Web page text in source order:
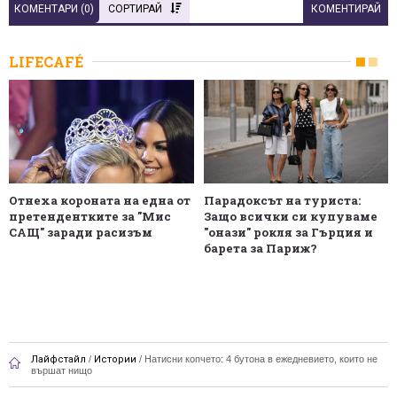
КОМЕНТАРИ (0) СОРТИРАЙ КОМЕНТИРАЙ
LIFECAFÉ
Отнеха короната на една от
претендентките за "Мис
САЩ" заради расизъм
Парадоксът на туриста:
Защо всички си купуваме
"онази" рокля за Гърция и
барета за Париж?
Лайфстайл / Истории / Натисни копчето: 4 бутона в ежедневието, които не
вършат нищо